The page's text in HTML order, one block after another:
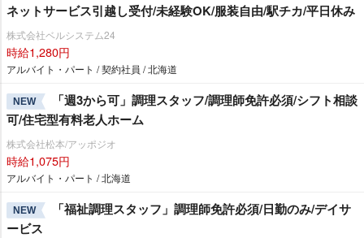
ネットサービス引越し受付/未経験OK/服装自由/駅チカ/平日休み
株式会社ベルシステム24
時給1,280円
アルバイト・パート / 契約社員 / 北海道
NEW
「週3から可」調理スタッフ/調理師免許必須/シフト相談
可/住宅型有料老人ホーム
株式会社松本/アッポジオ
時給1,075円
アルバイト・パート / 北海道
NEW
「福祉調理スタッフ」調理師免許必須/日勤のみ/デイサ
ービス